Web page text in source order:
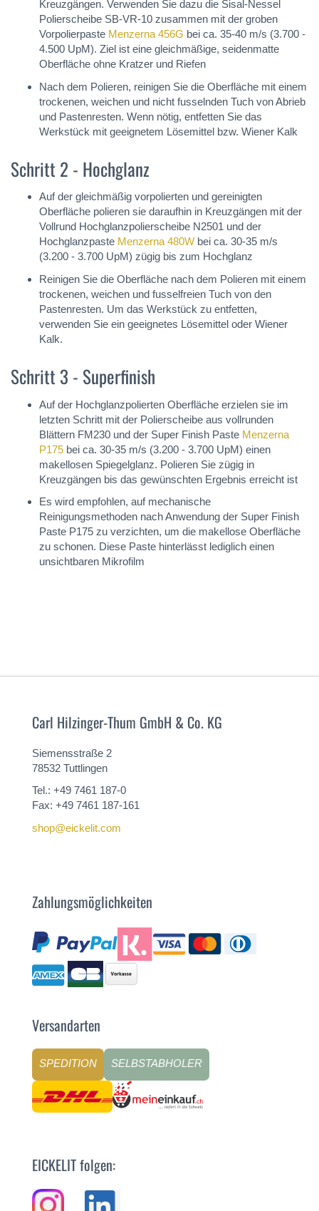
Kreuzgängen. Verwenden Sie dazu die Sisal-Nessel
Polierscheibe SB-VR-10 zusammen mit der groben
Vorpolierpaste Menzerna 456G bei ca. 35-40 m/s (3.700 -
4.500 UpM). Ziel ist eine gleichmäßige, seidenmatte
Oberfläche ohne Kratzer und Riefen
Nach dem Polieren, reinigen Sie die Oberfläche mit einem
trockenen, weichen und nicht fusselnden Tuch von Abrieb
und Pastenresten. Wenn nötig, entfetten Sie das
Werkstück mit geeignetem Lösemittel bzw. Wiener Kalk
Schritt 2 - Hochglanz
Auf der gleichmäßig vorpolierten und gereinigten
Oberfläche polieren sie daraufhin in Kreuzgängen mit der
Vollrund Hochglanzpolierscheibe N2501 und der
Hochglanzpaste Menzerna 480W bei ca. 30-35 m/s
(3.200 - 3.700 UpM) zügig bis zum Hochglanz
Reinigen Sie die Oberfläche nach dem Polieren mit einem
trockenen, weichen und fusselfreien Tuch von den
Pastenresten. Um das Werkstück zu entfetten,
verwenden Sie ein geeignetes Lösemittel oder Wiener
Kalk.
Schritt 3 - Superfinish
Auf der Hochglanzpolierten Oberfläche erzielen sie im
letzten Schritt mit der Polierscheibe aus vollrunden
Blättern FM230 und der Super Finish Paste Menzerna
P175 bei ca. 30-35 m/s (3.200 - 3.700 UpM) einen
makellosen Spiegelglanz. Polieren Sie zügig in
Kreuzgängen bis das gewünschten Ergebnis erreicht ist
Es wird empfohlen, auf mechanische
Reinigungsmethoden nach Anwendung der Super Finish
Paste P175 zu verzichten, um die makellose Oberfläche
zu schonen. Diese Paste hinterlässt lediglich einen
unsichtbaren Mikrofilm
Carl Hilzinger-Thum GmbH & Co. KG
Siemensstraße 2
78532 Tuttlingen
Tel.: +49 7461 187-0
Fax: +49 7461 187-161
shop@eickelit.com
Zahlungsmöglichkeiten
Versandarten
SPEDITION SELBSTABHOLER
EICKELIT folgen: